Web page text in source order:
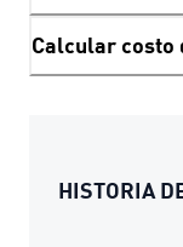
Calcular costo
HISTORIA